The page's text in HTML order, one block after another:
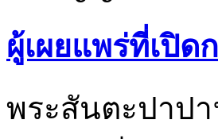
ผู้เผยแพร่ที่เปิด
พระสันตะปาปา